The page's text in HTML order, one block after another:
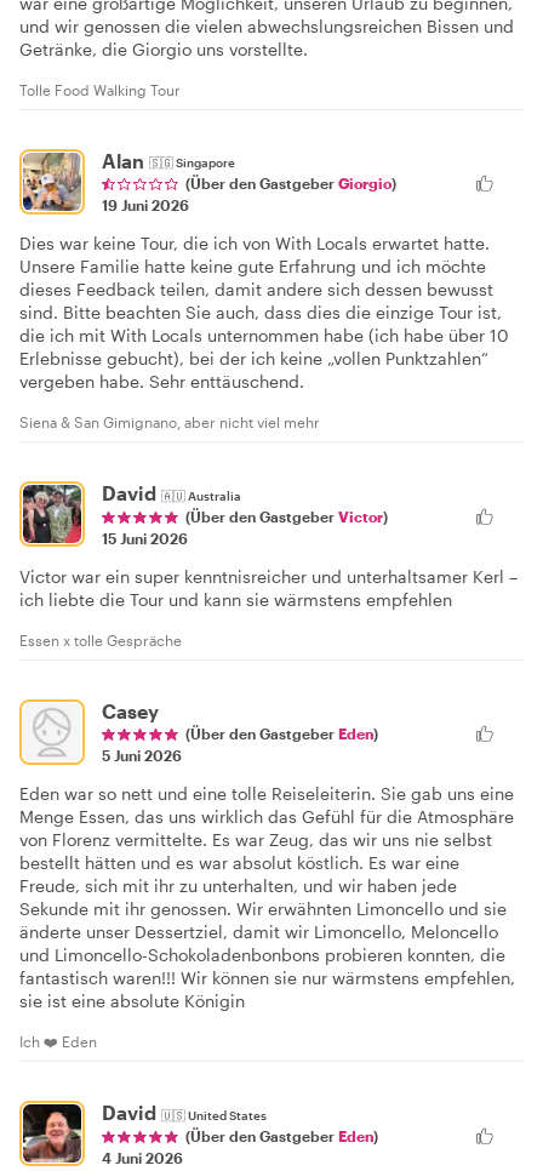
und wir genossen die vielen abwechslungsreichen Bissen und
Getränke, die Giorgio uns vorstellte.
Tolle Food Walking Tour
Alan 🇸🇬Singapore
(Über den Gastgeber Giorgio)
19 Juni 2026
Dies war keine Tour, die ich von With Locals erwartet hatte.
Unsere Familie hatte keine gute Erfahrung und ich möchte
dieses Feedback teilen, damit andere sich dessen bewusst
sind. Bitte beachten Sie auch, dass dies die einzige Tour ist,
die ich mit With Locals unternommen habe (ich habe über 10
Erlebnisse gebucht), bei der ich keine „vollen Punktzahlen“
vergeben habe. Sehr enttäuschend.
Siena & San Gimignano, aber nicht viel mehr
David 🇦🇺Australia
(Über den Gastgeber Victor)
15 Juni 2026
Victor war ein super kenntnisreicher und unterhaltsamer Kerl –
ich liebte die Tour und kann sie wärmstens empfehlen
Essen x tolle Gespräche
Casey
(Über den Gastgeber Eden)
5 Juni 2026
Eden war so nett und eine tolle Reiseleiterin. Sie gab uns eine
Menge Essen, das uns wirklich das Gefühl für die Atmosphäre
von Florenz vermittelte. Es war Zeug, das wir uns nie selbst
bestellt hätten und es war absolut köstlich. Es war eine
Freude, sich mit ihr zu unterhalten, und wir haben jede
Sekunde mit ihr genossen. Wir erwähnten Limoncello und sie
änderte unser Dessertziel, damit wir Limoncello, Meloncello
und Limoncello-Schokoladenbonbons probieren konnten, die
fantastisch waren!!! Wir können sie nur wärmstens empfehlen,
sie ist eine absolute Königin
Ich ❤️ Eden
David 🇺🇸United States
(Über den Gastgeber Eden)
4 Juni 2026